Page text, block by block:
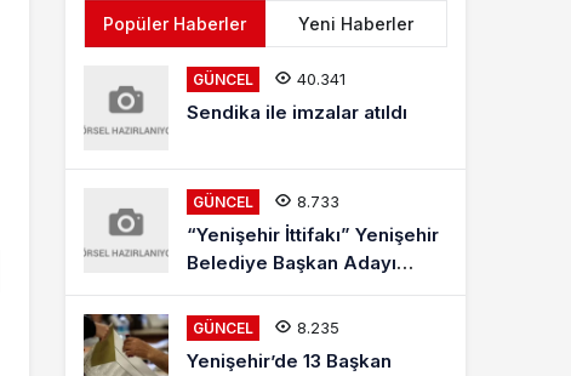
Popüler Haberler Yeni Haberler
GÜNCEL 40.341
Sendika ile imzalar atıldı
GÜNCEL 8.733
“Yenişehir İttifakı” Yenişehir
Belediye Başkan Adayı
Mehmet Kaya Röportajı
GÜNCEL 8.235
Yenişehir’de 13 Başkan